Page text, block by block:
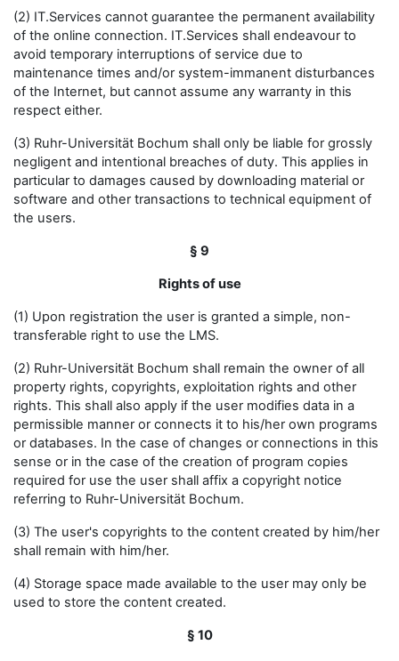
(2) IT.Services cannot guarantee the permanent availability
of the online connection. IT.Services shall endeavour to
avoid temporary interruptions of service due to
maintenance times and/or system-immanent disturbances
of the Internet, but cannot assume any warranty in this
respect either.
(3) Ruhr-Universität Bochum shall only be liable for grossly
negligent and intentional breaches of duty. This applies in
particular to damages caused by downloading material or
software and other transactions to technical equipment of
the users.
§ 9
Rights of use
(1) Upon registration the user is granted a simple, non-
transferable right to use the LMS.
(2) Ruhr-Universität Bochum shall remain the owner of all
property rights, copyrights, exploitation rights and other
rights. This shall also apply if the user modifies data in a
permissible manner or connects it to his/her own programs
or databases. In the case of changes or connections in this
sense or in the case of the creation of program copies
required for use the user shall affix a copyright notice
referring to Ruhr-Universität Bochum.
(3) The user's copyrights to the content created by him/her
shall remain with him/her.
(4) Storage space made available to the user may only be
used to store the content created.
§ 10